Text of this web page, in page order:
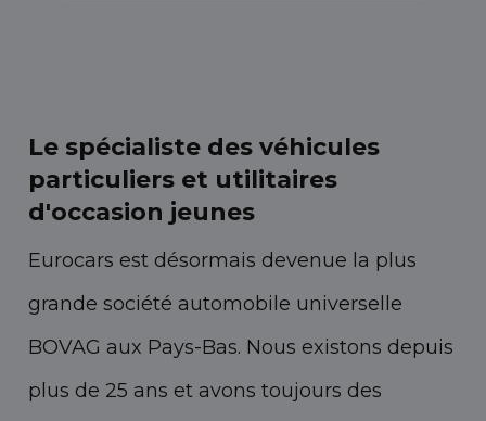
Le spécialiste des véhicules
particuliers et utilitaires
d'occasion jeunes
Eurocars est désormais devenue la plus
grande société automobile universelle
BOVAG aux Pays-Bas. Nous existons depuis
plus de 25 ans et avons toujours des